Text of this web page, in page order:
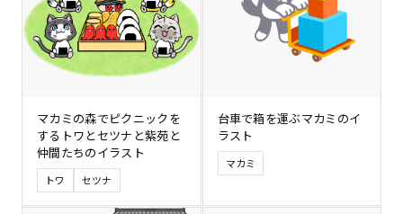
マカミの森でピクニックを
するトワとセツナと紫苑と
仲間たちのイラスト
トワ セツナ
台車で箱を運ぶマカミのイ
ラスト
マカミ